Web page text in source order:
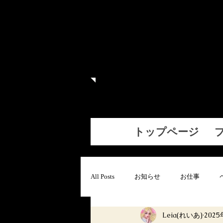
トップページ
All Posts お知らせ お仕事
Leia(れいあ) 2025